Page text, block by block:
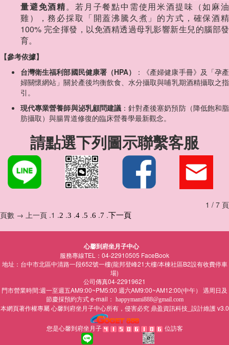
量避免酒精。若月子餐點中需使用米酒提味（如麻油
雞），務必採取「開蓋沸騰久煮」的方式，確保酒精
100% 完全揮發，以免酒精透過母乳影響新生兒的腦部發
育。
【參考依據】
台灣衛生福利部國民健康署（HPA）
：《產婦健康手冊》及「孕產
婦關懷網站」關於產後均衡飲食、水分攝取與哺乳期酒精攝取之指
引。
現代專業營養師與泌乳顧問建議 ：針對產後塞奶預防（降低飽和脂
肪攝取）與腸胃道修復的臨床營養學最新觀念。
請點選下列圖示聯繫客服
1 / 7 頁
頁數 → 上一頁 .1 .2 .3 .4 .5 .6 .7 .下一頁
心馨到府坐月子中心
服務專線TEL：04-22910505 FaceBook
地址：台中市北區中清路一段652號一樓(龍邦登峰21大樓/本棟社區B2設有收費停車
場)
公司傳真04-22919621
門市營業時間:週一至週五AM9:00~PM5:00 週六AM9:00~AM12:00(中午） 遇周日及
節慶採預約方式 e-mail： happymami888@gmail.com
本網頁著作權專屬心馨到府坐月子中心所有，侵害必究 鼎盈資訊科技_設計維護 v3.0
您是心馨到府坐月子 位訪客